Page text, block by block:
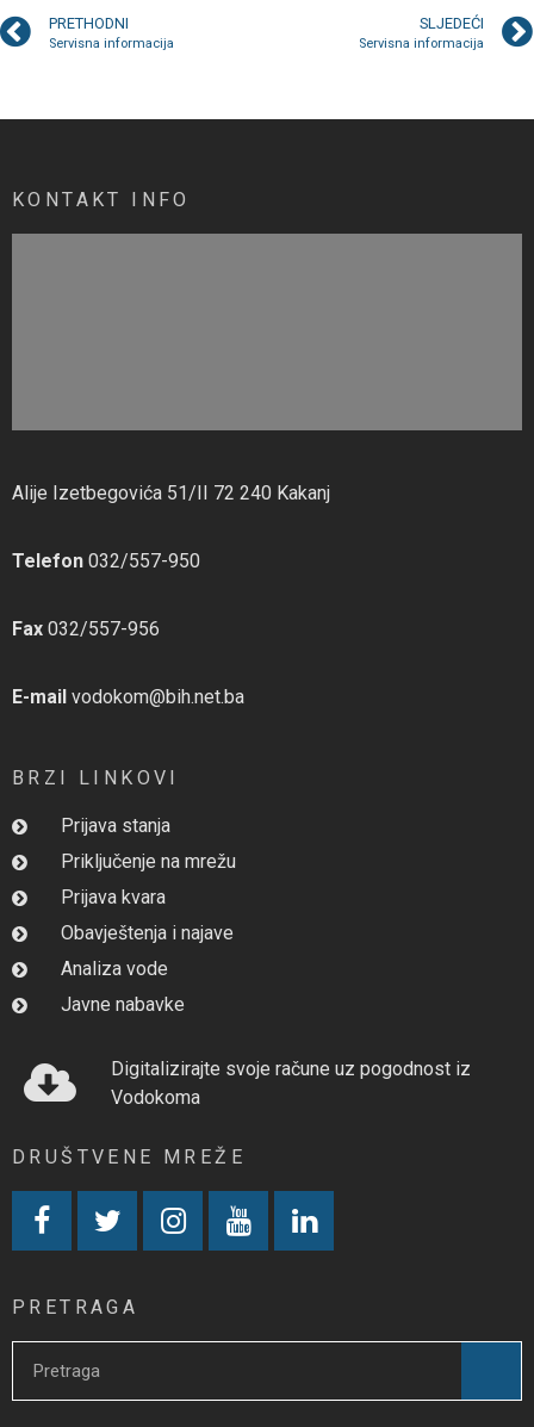
PRETHODNI
Servisna informacija
SLJEDEĆI
Servisna informacija
KONTAKT INFO
Alije Izetbegovića 51/II 72 240 Kakanj
Telefon 032/557-950
Fax 032/557-956
E-mail vodokom@bih.net.ba
BRZI LINKOVI
Prijava stanja
Priključenje na mrežu
Prijava kvara
Obavještenja i najave
Analiza vode
Javne nabavke
Digitalizirajte svoje račune uz pogodnost iz
Vodokoma
DRUŠTVENE MREŽE
PRETRAGA